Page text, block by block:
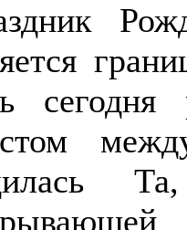
сегодня